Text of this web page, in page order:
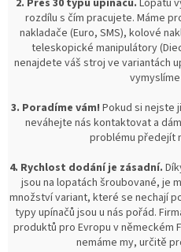
2. Přes 30 typů upínačů. Lopatu
rozdílu s čím pracujete. Máme
nakladače (Euro, SMS), kolové
teleskopické manipulátory
nenajdete váš stroj ve variantách
3. Poradíme vám! Pokud si nejste
neváhejte nás kontaktovat a
problému předejít
4. Rychlost dodání je zásadní.
jsou na lopatách šroubované, je
množství variant, které se nechají
typy upínačů jsou u nás pořád.
produktů pro Evropu v německém
nemáme my, určitě